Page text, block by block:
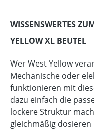
WISSENSWERTES
YELLOW XL BEUTEL
Wer West Yellow
Mechanische oder
funktionieren mit
dazu einfach die
lockere Struktur
gleichmäßig